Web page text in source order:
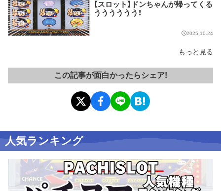
【スロット】ドンちゃんが帰ってくる
うううううう！
2025.10.24
もっと見る
この記事が面白かったらシェア!
人気ランキング